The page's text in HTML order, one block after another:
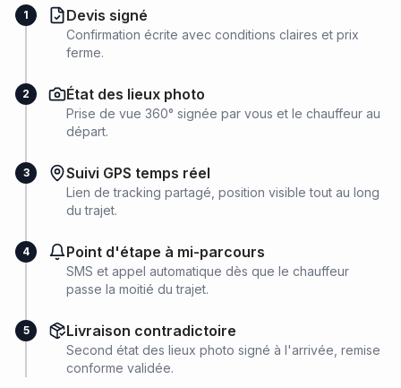
1 Devis signé
Confirmation écrite avec conditions claires et prix
ferme.
2 État des lieux photo
Prise de vue 360° signée par vous et le chauffeur au
départ.
3 Suivi GPS temps réel
Lien de tracking partagé, position visible tout au long
du trajet.
4 Point d'étape à mi-parcours
SMS et appel automatique dès que le chauffeur
passe la moitié du trajet.
5 Livraison contradictoire
Second état des lieux photo signé à l'arrivée, remise
conforme validée.